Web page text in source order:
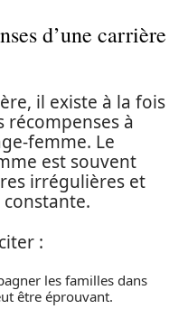
d’une carrière
il existe à la fois
récompenses à
femme. Le
est souvent
irrégulières et
constante.
:
les familles dans
être éprouvant.